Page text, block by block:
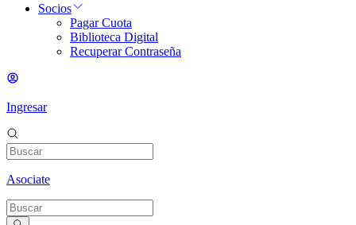
Socios
Pagar Cuota
Biblioteca Digital
Recuperar Contraseña
Ingresar
Asociate